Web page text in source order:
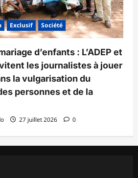
Exclusif Société
d’enfants : L’ADEP et
les journalistes à jouer
la vulgarisation du
personnes et de la
27 juillet 2026 0